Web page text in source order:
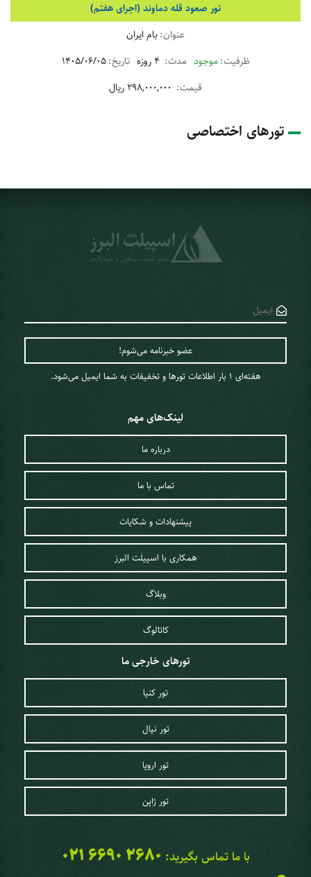
تور صعود قله دماوند (اجرای هفتم)
بام ایران
موجود
4 روزه
1405/06/05
تورهای اختصاصی
هفته‌ای 1 ‌بار اطلاعات تورها و تخفیفات به شما ایمیل می‌شود.
لینک‌های مهم
درباره ما
تماس با ما
پیشنهادات و شکایات
همکاری با اسپیلت البرز
وبلاگ
کاتالوگ
تورهای خارجی ما
تور کنیا
تور نپال
تور اروپا
تور ژاپن
با ما تماس بگیرید: 021 6690 2680